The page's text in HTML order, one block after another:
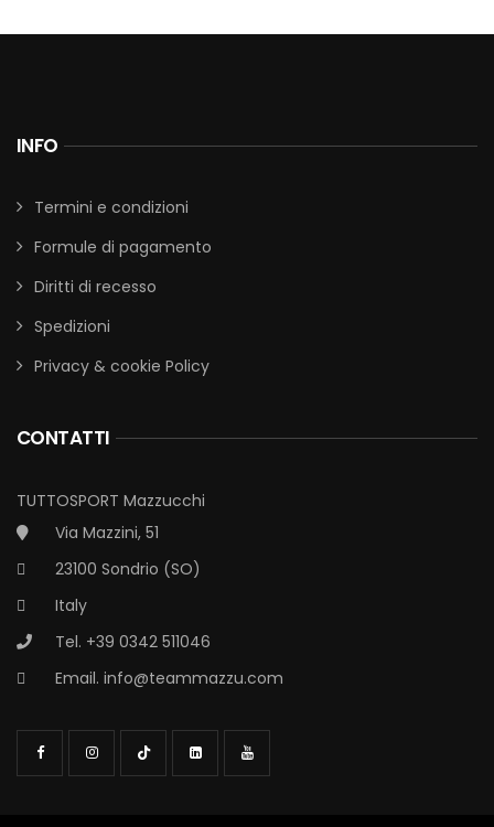
INFO
Termini e condizioni
Formule di pagamento
Diritti di recesso
Spedizioni
Privacy & cookie Policy
CONTATTI
TUTTOSPORT Mazzucchi
Via Mazzini, 51
23100 Sondrio (SO)
Italy
Tel. +39 0342 511046
Email. info@teammazzu.com